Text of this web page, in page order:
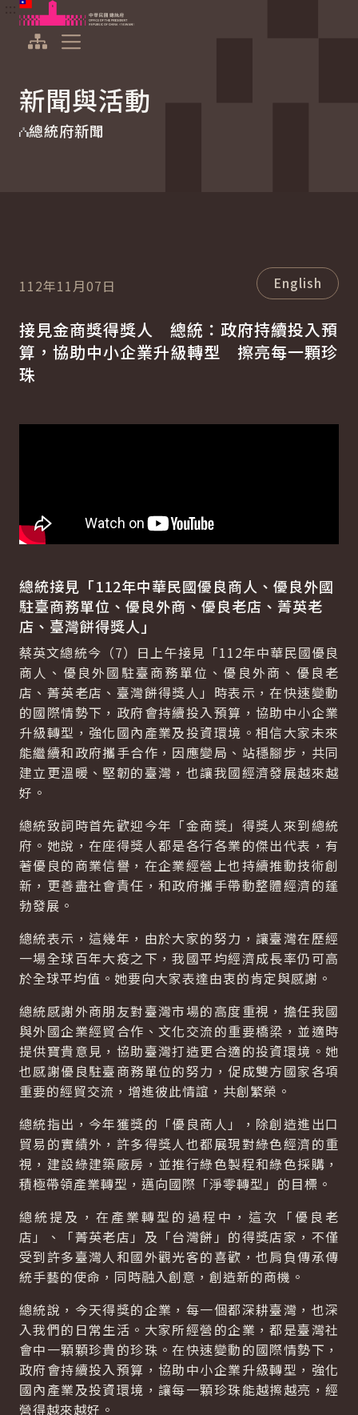
跳到主要內容
中華民國總統府
新聞與活動
總統府新聞
112年11月07日 English
接見金商獎得獎人 總統：政府持續投入預
算，協助中小企業升級轉型 擦亮每一顆珍
珠
總統接見「112年中華民國優良商人、優良外國
駐臺商務單位、優良外商、優良老店、菁英老
店、臺灣餅得獎人」
蔡英文總統今（7）日上午接見「112年中華民國優良
商人、優良外國駐臺商務單位、優良外商、優良老
店、菁英老店、臺灣餅得獎人」時表示，在快速變動
的國際情勢下，政府會持續投入預算，協助中小企業
升級轉型，強化國內產業及投資環境。相信大家未來
能繼續和政府攜手合作，因應變局、站穩腳步，共同
建立更溫暖、堅韌的臺灣，也讓我國經濟發展越來越
好。
總統致詞時首先歡迎今年「金商獎」得獎人來到總統
府。她說，在座得獎人都是各行各業的傑出代表，有
著優良的商業信譽，在企業經營上也持續推動技術創
新，更善盡社會責任，和政府攜手帶動整體經濟的蓬
勃發展。
總統表示，這幾年，由於大家的努力，讓臺灣在歷經
一場全球百年大疫之下，我國平均經濟成長率仍可高
於全球平均值。她要向大家表達由衷的肯定與感謝。
總統感謝外商朋友對臺灣市場的高度重視，擔任我國
與外國企業經貿合作、文化交流的重要橋梁，並適時
提供寶貴意見，協助臺灣打造更合適的投資環境。她
也感謝優良駐臺商務單位的努力，促成雙方國家各項
重要的經貿交流，增進彼此情誼，共創繁榮。
總統指出，今年獲獎的「優良商人」，除創造進出口
貿易的實績外，許多得獎人也都展現對綠色經濟的重
視，建設綠建築廠房，並推行綠色製程和綠色採購，
積極帶領產業轉型，邁向國際「淨零轉型」的目標。
總統提及，在產業轉型的過程中，這次「優良老
店」、「菁英老店」及「台灣餅」的得獎店家，不僅
受到許多臺灣人和國外觀光客的喜歡，也肩負傳承傳
統手藝的使命，同時融入創意，創造新的商機。
總統說，今天得獎的企業，每一個都深耕臺灣，也深
入我們的日常生活。大家所經營的企業，都是臺灣社
會中一顆顆珍貴的珍珠。在快速變動的國際情勢下，
政府會持續投入預算，協助中小企業升級轉型，強化
國內產業及投資環境，讓每一顆珍珠能越擦越亮，經
營得越來越好。